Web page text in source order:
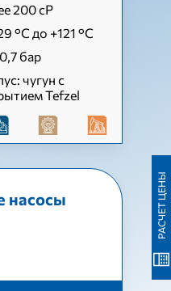
200 сР
°С до +121 °С
бар
чугун с
Tefzel
насосы
РАСЧЕТ ЦЕНЫ